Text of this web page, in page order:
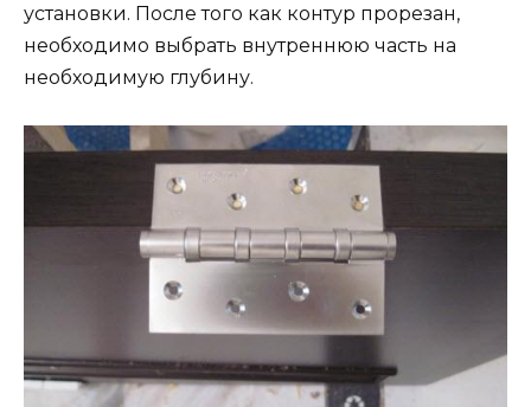
установки. После того как контур прорезан,
необходимо выбрать внутреннюю часть на
необходимую глубину.